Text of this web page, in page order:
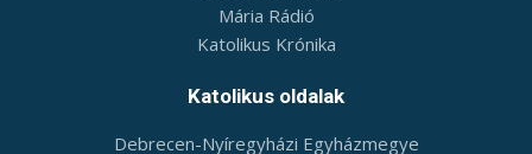
Mária Rádió
Katolikus Krónika
Katolikus oldalak
Debrecen-Nyíregyházi Egyházmegye